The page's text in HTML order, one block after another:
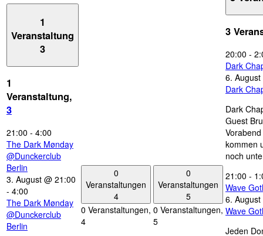
1
Veranstaltung
3
1
Veranstaltung,
3
21:00 - 4:00
The Dark Mønday
@Dunckerclub
Berlin
3. August @ 21:00
- 4:00
The Dark Mønday
@Dunckerclub
Berlin
0
Veranstaltungen
4
0 Veranstaltungen,
4
0
Veranstaltungen
5
0 Veranstaltungen,
5
3
20:00 -
Dark
6.
Dark
Dark
Guest
kommen
noch
21:00 -
Wave
6.
Wave
Jeden